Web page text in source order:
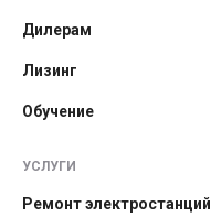
Дилерам
Лизинг
Обучение
УСЛУГИ
Ремонт электростанций